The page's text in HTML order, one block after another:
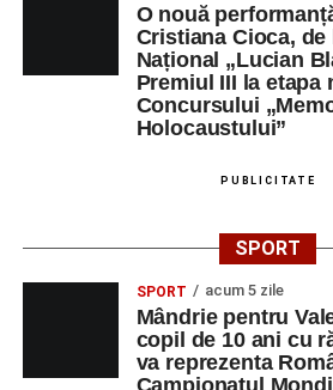
Ora 11:00 – Aula
prieteniei”, întâlnire
orașelor înfrățite;
Ora 19:00 – Grădina
care împlinesc 50 de ani de
Cooperativa 9;
Orele 10:00–19:00 –
Sebeșului la Fotbal Juniori
Under 11);
O nouă
Cristiana Cioca, de
Național „Lucian
Premiul III la etapa
Concursului
Holocaustului”
PUBLICITATE
SPORT
SPORT acum 5 zile
Mândrie pentru
copil de 10 ani cu
va reprezenta
Campionatul